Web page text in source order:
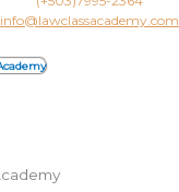
info@lawclassacademy.com